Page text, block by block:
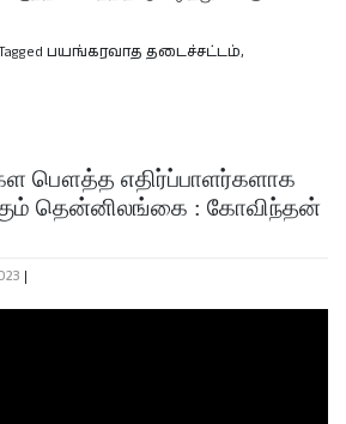
பயங்கரவாத தடைச்சட்டம்,
பௌத்த எதிர்ப்பாளர்களாக
தென்னிலங்கை : கோவிந்தன்
|